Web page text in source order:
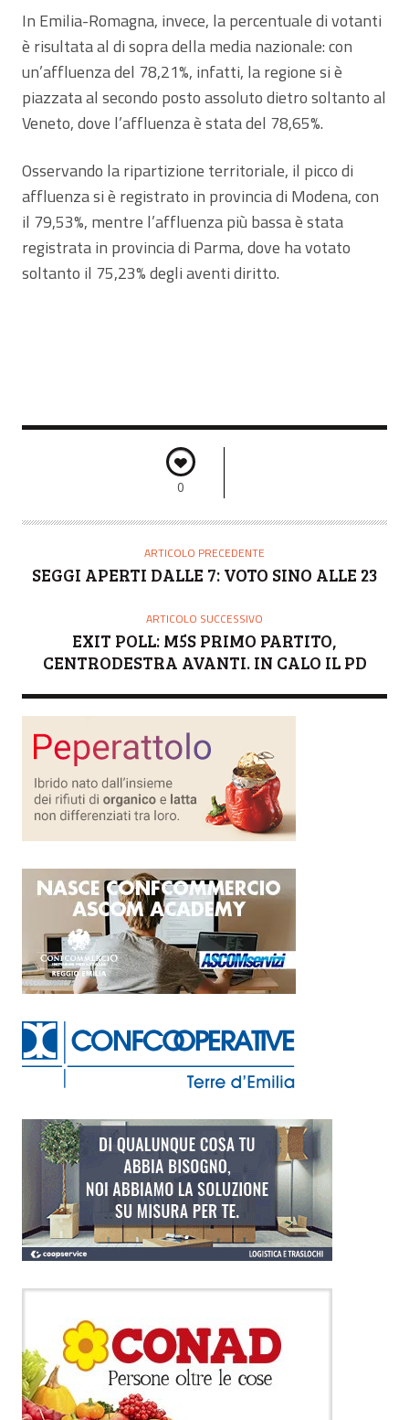
In Emilia-Romagna, invece, la percentuale di votanti
è risultata al di sopra della media nazionale: con
un’affluenza del 78,21%, infatti, la regione si è
piazzata al secondo posto assoluto dietro soltanto al
Veneto, dove l’affluenza è stata del 78,65%.
Osservando la ripartizione territoriale, il picco di
affluenza si è registrato in provincia di Modena, con
il 79,53%, mentre l’affluenza più bassa è stata
registrata in provincia di Parma, dove ha votato
soltanto il 75,23% degli aventi diritto.
0
ARTICOLO PRECEDENTE
SEGGI APERTI DALLE 7: VOTO SINO ALLE 23
ARTICOLO SUCCESSIVO
EXIT POLL: M5S PRIMO PARTITO,
CENTRODESTRA AVANTI. IN CALO IL PD